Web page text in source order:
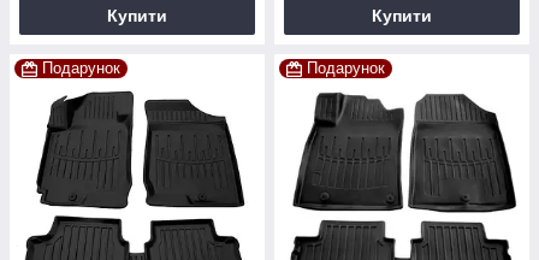
Купити Купити
Подарунок Подарунок